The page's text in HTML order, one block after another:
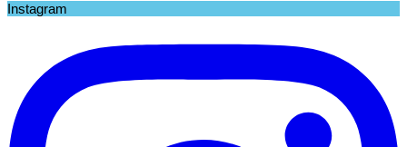
Instagram